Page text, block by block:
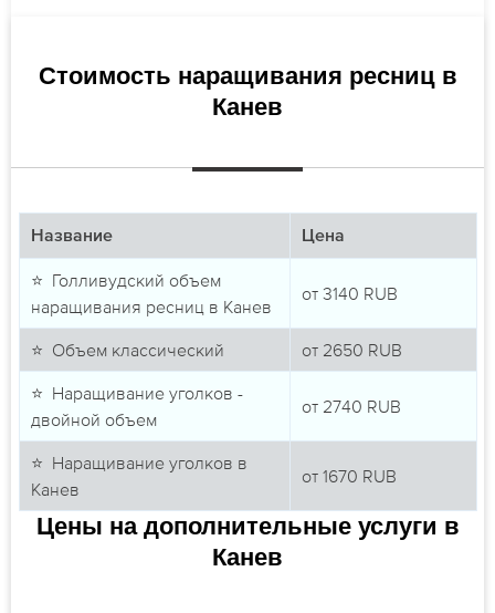
Стоимость наращивания ресниц в
Канев
Название Цена
⭐ Голливудский объем
наращивания ресниц в Канев
от 3140 RUB
⭐ Объем классический от 2650 RUB
⭐ Наращивание уголков -
двойной объем
от 2740 RUB
⭐ Наращивание уголков в
Канев
от 1670 RUB
Цены на дополнительные услуги в
Канев